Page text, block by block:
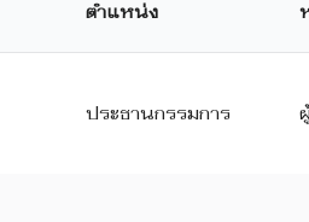
ตำแหน่ง
ประธานกรรมการ